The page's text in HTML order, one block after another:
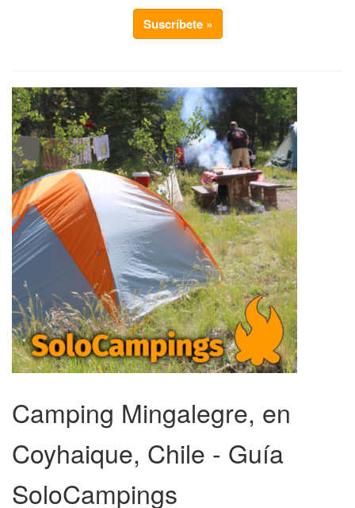
Suscríbete »
Camping Mingalegre, en
Coyhaique, Chile - Guía
SoloCampings